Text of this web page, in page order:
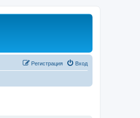
Вход
Регистрация